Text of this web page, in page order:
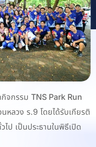
จกรรม TNS Park Run
นหลวง ร.9 โดยได้รับเกียรติ
ป เป็นประธานในพิธีเปิด